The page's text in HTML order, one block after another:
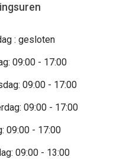
: gesloten
09:00 - 17:00
09:00 - 17:00
09:00 - 17:00
09:00 - 17:00
09:00 - 13:00